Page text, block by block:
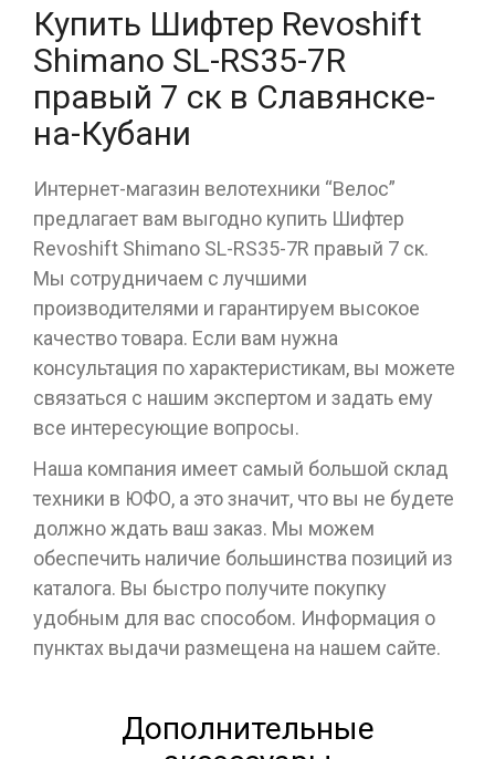
Купить Шифтер Revoshift
Shimano SL-RS35-7R
правый 7 ск в Славянске-
на-Кубани
Интернет-магазин велотехники “Велос”
предлагает вам выгодно купить Шифтер
Revoshift Shimano SL-RS35-7R правый 7 ск.
Мы сотрудничаем с лучшими
производителями и гарантируем высокое
качество товара. Если вам нужна
консультация по характеристикам, вы можете
связаться с нашим экспертом и задать ему
все интересующие вопросы.
Наша компания имеет самый большой склад
техники в ЮФО, а это значит, что вы не будете
должно ждать ваш заказ. Мы можем
обеспечить наличие большинства позиций из
каталога. Вы быстро получите покупку
удобным для вас способом. Информация о
пунктах выдачи размещена на нашем сайте.
Дополнительные